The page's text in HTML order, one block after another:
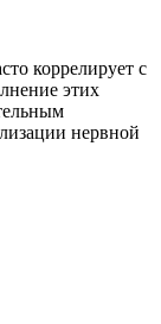
коррелирует с
этих
нервной